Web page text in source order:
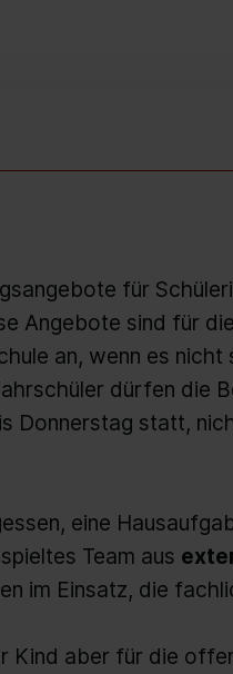
für
Angebote sind für
an, wenn es nicht
dürfen die
Donnerstag statt,
eine
Team aus
im Einsatz, die
Kind aber für die